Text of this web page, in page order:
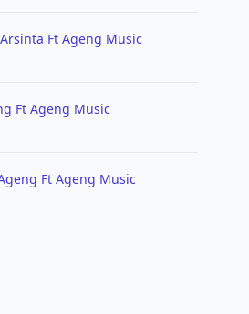
Ft Ageng Music
Ft Ageng Music
Ft Ageng Music